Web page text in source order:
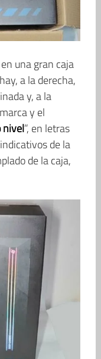
una gran caja
a la derecha,
y, a la
y el
nivel”, en letras
de la
de la caja,